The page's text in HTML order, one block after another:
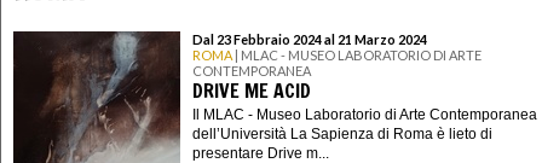
Dal 23 Febbraio 2024 al 21 Marzo 2024
ROMA | MLAC - MUSEO LABORATORIO DI ARTE
CONTEMPORANEA
DRIVE ME ACID
Il MLAC - Museo Laboratorio di Arte Contemporanea
dell’Università La Sapienza di Roma è lieto di
presentare Drive m...